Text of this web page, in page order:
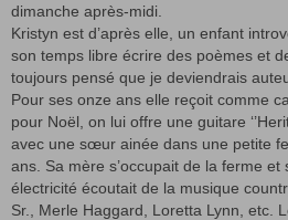
dimanche après-midi.
Kristyn est d’après elle, un enfant
son temps libre écrire des poèmes et
toujours pensé que je deviendrais
Pour ses onze ans elle reçoit comme
pour Noël, on lui offre une guitare
avec une sœur ainée dans une petite
ans. Sa mère s’occupait de la ferme
électricité écoutait de la musique
Sr., Merle Haggard, Loretta Lynn, etc.